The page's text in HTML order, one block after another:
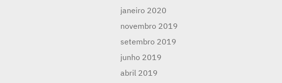
janeiro 2020
novembro 2019
setembro 2019
junho 2019
abril 2019